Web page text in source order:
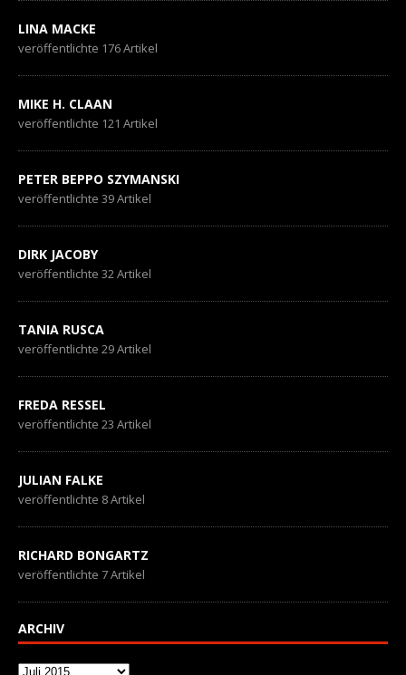
LINA MACKE
veröffentlichte 176 Artikel
MIKE H. CLAAN
veröffentlichte 121 Artikel
PETER BEPPO SZYMANSKI
veröffentlichte 39 Artikel
DIRK JACOBY
veröffentlichte 32 Artikel
TANIA RUSCA
veröffentlichte 29 Artikel
FREDA RESSEL
veröffentlichte 23 Artikel
JULIAN FALKE
veröffentlichte 8 Artikel
RICHARD BONGARTZ
veröffentlichte 7 Artikel
ARCHIV
Archiv